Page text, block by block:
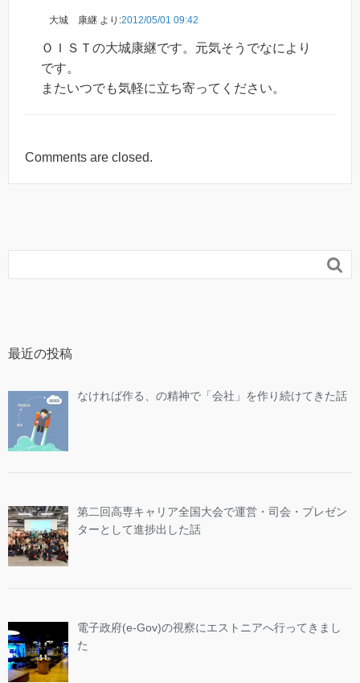
大城 康継 より:2012/05/01 09:42
ＯＩＳＴの大城康継です。元気そうでなにより
です。
またいつでも気軽に立ち寄ってください。
Comments are closed.

最近の投稿
なければ作る、の精神で「会社」を作り続けてきた話
第二回高専キャリア全国大会で運営・司会・プレゼン
ターとして進捗出した話
電子政府(e-Gov)の視察にエストニアへ行ってきまし
た